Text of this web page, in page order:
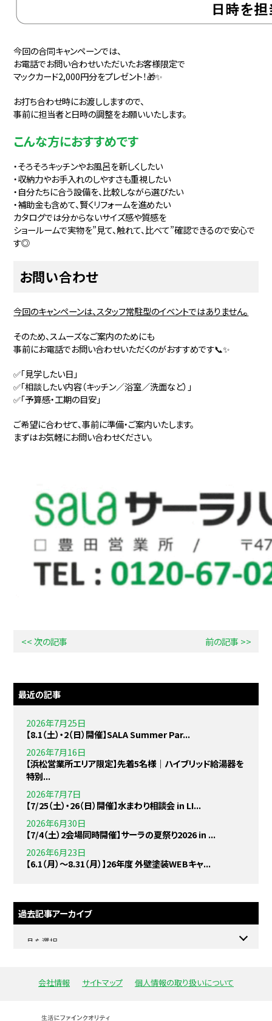
今回の合同キャンペーンでは、
お電話でお問い合わせいただいたお客様限定で
マックカード2,000円分をプレゼント！🎁✨
お打ち合わせ時にお渡ししますので、
事前に担当者と日時の調整をお願いいたします。
こんな方におすすめです
・そろそろキッチンやお風呂を新しくしたい
・収納力やお手入れのしやすさも重視したい
・自分たちに合う設備を、比較しながら選びたい
・補助金も含めて、賢くリフォームを進めたい
カタログでは分からないサイズ感や質感を
ショールームで実物を”見て、触れて、比べて”確認できるので安心で
す◎
お問い合わせ
今回のキャンペーンは、スタッフ常駐型のイベントではありません。
そのため、スムーズなご案内のためにも
事前にお電話でお問い合わせいただくのがおすすめです📞✨
✅「見学したい日」
✅「相談したい内容（キッチン／浴室／洗面など）」
✅「予算感・工期の目安」
ご希望に合わせて、事前に準備・ご案内いたします。
まずはお気軽にお問い合わせください。
<< 次の記事 前の記事 >>
最近の記事
2026年7月25日
【8.1（土）・2（日）開催】SALA Summer Par...
2026年7月16日
【浜松営業所エリア限定】先着5名様｜ハイブリッド給湯器を
特別...
2026年7月7日
【7/25（土）・26（日）開催】水まわり相談会 in LI...
2026年6月30日
【7/4（土）2会場同時開催】サーラの夏祭り2026 in ...
2026年6月23日
【6.1（月）〜8.31（月）】26年度 外壁塗装WEBキャ...
過去記事アーカイブ
会社情報 サイトマップ 個人情報の取り扱いについて